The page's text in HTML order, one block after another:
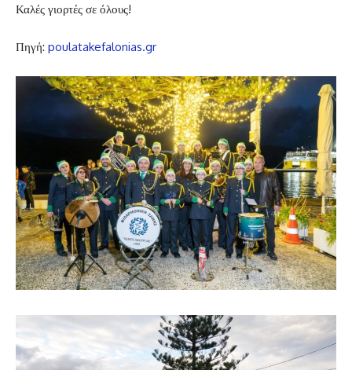
Καλές γιορτές σε όλους!
Πηγή: poulatakefalonias.gr